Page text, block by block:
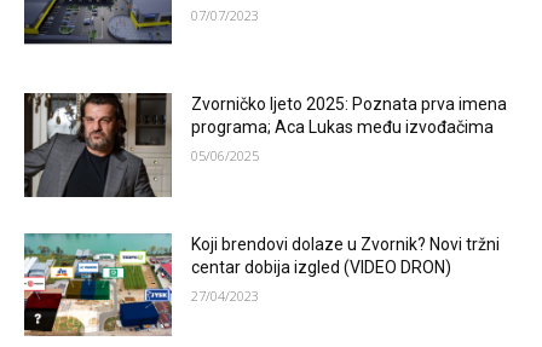
07/07/2023
Zvorničko ljeto 2025: Poznata prva imena
programa; Aca Lukas među izvođačima
05/06/2025
Koji brendovi dolaze u Zvornik? Novi tržni
centar dobija izgled (VIDEO DRON)
27/04/2023